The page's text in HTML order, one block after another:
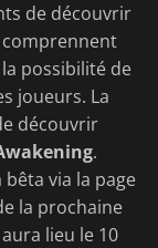
de découvrir
comprennent
possibilité de
joueurs. La
découvrir
.
via la page
la prochaine
lieu le 10